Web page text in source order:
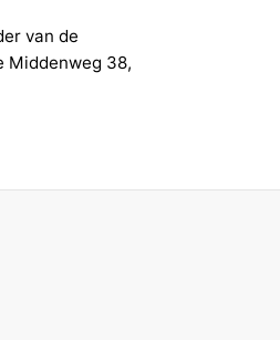
van de
Middenweg 38,